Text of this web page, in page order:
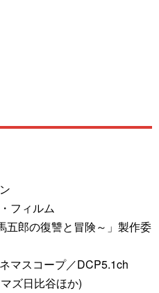
フィルム
五郎の復讐と冒険～」製作委
マスコープ／DCP5.1ch
ズ日比谷ほか)